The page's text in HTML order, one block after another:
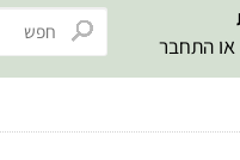
התחבר